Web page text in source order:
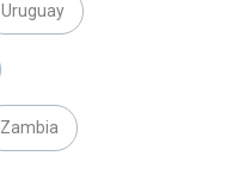
Uruguay
Zambia